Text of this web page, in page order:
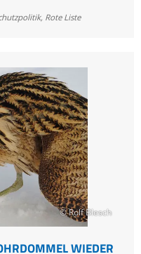
, Rote Liste
© Rolf Blesch
WIEDER I